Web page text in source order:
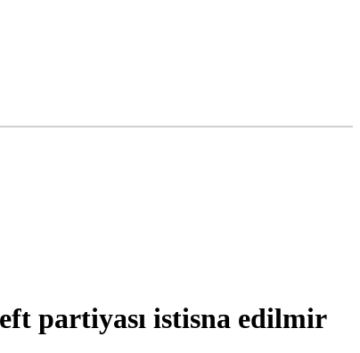
partiyası istisna edilmir